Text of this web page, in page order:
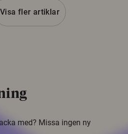
Visa fler artiklar
med? Missa ingen ny